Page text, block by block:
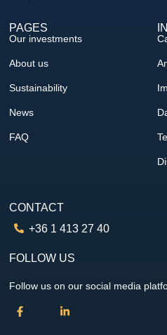
PAGES
Our investments
About us
Sustainability
News
FAQ
CONTACT
+36 1 413 27 40
FOLLOW US
Follow us on our social media